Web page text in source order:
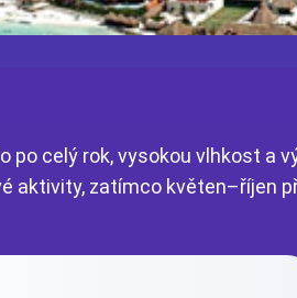
celý rok, vysokou vlhkost a
aktivity, zatímco květen–říjen